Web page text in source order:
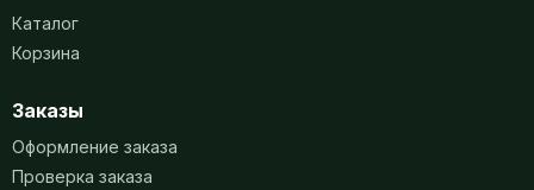
Каталог
Корзина
Заказы
Оформление заказа
Проверка заказа